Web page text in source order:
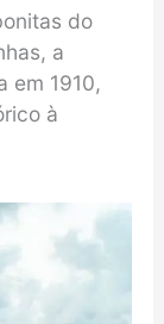
do
a
em 1910,
à